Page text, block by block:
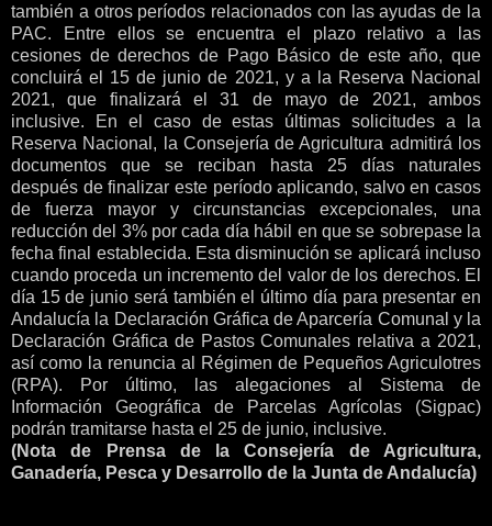
también a otros períodos relacionados con las ayudas de la
PAC. Entre ellos se encuentra el plazo relativo a las
cesiones de derechos de Pago Básico de este año, que
concluirá el 15 de junio de 2021, y a la Reserva Nacional
2021, que finalizará el 31 de mayo de 2021, ambos
inclusive. En el caso de estas últimas solicitudes a la
Reserva Nacional, la Consejería de Agricultura admitirá los
documentos que se reciban hasta 25 días naturales
después de finalizar este período aplicando, salvo en casos
de fuerza mayor y circunstancias excepcionales, una
reducción del 3% por cada día hábil en que se sobrepase la
fecha final establecida. Esta disminución se aplicará incluso
cuando proceda un incremento del valor de los derechos. El
día 15 de junio será también el último día para presentar en
Andalucía la Declaración Gráfica de Aparcería Comunal y la
Declaración Gráfica de Pastos Comunales relativa a 2021,
así como la renuncia al Régimen de Pequeños Agriculotres
(RPA). Por último, las alegaciones al Sistema de
Información Geográfica de Parcelas Agrícolas (Sigpac)
podrán tramitarse hasta el 25 de junio, inclusive.
(Nota de Prensa de la Consejería de Agricultura,
Ganadería, Pesca y Desarrollo de la Junta de Andalucía)